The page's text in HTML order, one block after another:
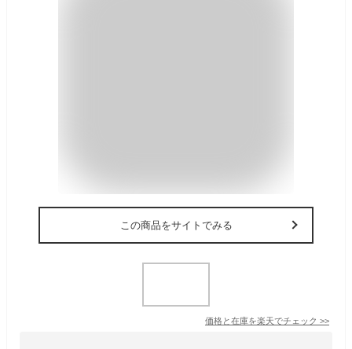
この商品をサイトでみる
価格と在庫を楽天でチェック >>